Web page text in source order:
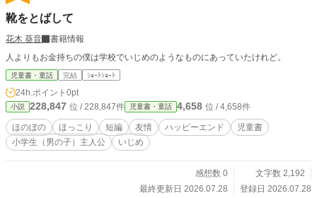
靴をとばして
花木 葵音
書籍情報
人よりもお金持ちの僕は学校でいじめのようなものにあっていたけれど。
児童書・童話 完結 ｼｮｰﾄｼｮｰﾄ
24h.ポイント 0pt
小説 228,847 位 / 228,847件 児童書・童話 4,658 位 / 4,658件
ほのぼの ほっこり 短編 友情 ハッピーエンド
児童書
小学生（男の子）主人公
いじめ
感想数 0
文字数 2,192
最終更新日 2026.07.28
登録日 2026.07.28